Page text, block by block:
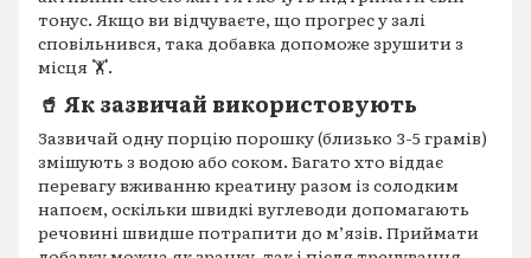
тонус. Якщо ви відчуваєте, що прогрес у залі
сповільнився, така добавка допоможе зрушити з
місця 🏋️.
🥤 Як зазвичай використовують
Зазвичай одну порцію порошку (близько 3-5 грамів)
змішують з водою або соком. Багато хто віддає
перевагу вживанню креатину разом із солодким
напоєм, оскільки швидкі вуглеводи допомагають
речовині швидше потрапити до м’язів. Приймати